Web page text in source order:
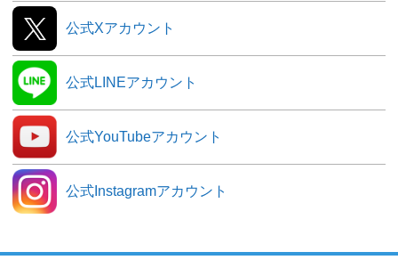
公式Xアカウント
公式LINEアカウント
公式YouTubeアカウント
公式Instagramアカウント